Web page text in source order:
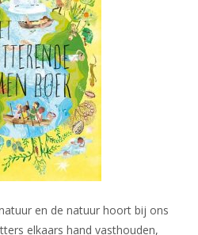
en de natuur hoort bij ons
elkaars hand vasthouden,